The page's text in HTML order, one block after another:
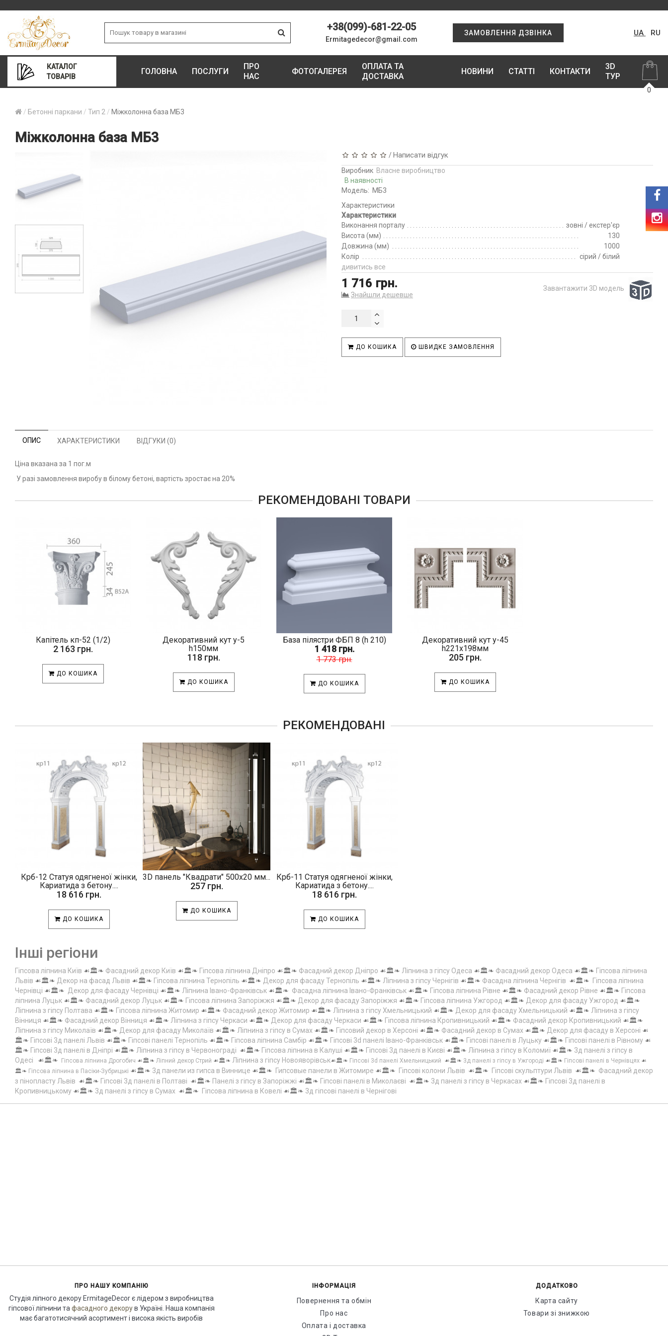
+38(099)-681-22-05
Ermitagedecor@gmail.com
ЗАМОВЛЕННЯ ДЗВІНКА UA RU
КАТАЛОГ
ТОВАРІВ
ГОЛОВНА ПОСЛУГИ
ПРО
НАС
ФОТОГАЛЕРЕЯ
ОПЛАТА ТА
ДОСТАВКА
НОВИНИ СТАТТІ КОНТАКТИ
3D
ТУР
0
Бетонні паркани Тип 2 Міжколонна база МБ3
Міжколонна база МБ3
/Написати відгук
Виробник Власне виробництво
В наявності
Модель: МБ3
Характеристики
Характеристики
Виконання порталу
зовні / екстер'єр
Висота (мм)
130
Довжина (мм)
1000
Колір
сірий / білий
дивитись все
1 716 грн.
Знайшли дешевше
Завантажити 3D модель
ДО КОШИКА ШВИДКЕ ЗАМОВЛЕННЯ
ОПИС ХАРАКТЕРИСТИКИ ВІДГУКИ (0)
Ціна вказана за 1 пог.м
У разі замовлення виробу в білому бетоні, вартість зростає на 20%
РЕКОМЕНДОВАНІ ТОВАРИ
Капітель кп-52 (1/2)
2 163 грн.
ДО КОШИКА
Декоративний кут у-5
h150мм
118 грн.
ДО КОШИКА
База пілястри ФБП 8 (h 210)
1 418 грн.
1 773 грн.
ДО КОШИКА
Декоративний кут у-45
h221х198мм
205 грн.
ДО КОШИКА
РЕКОМЕНДОВАНІ
Крб-12 Статуя одягненої жінки,
Кариатида з бетону....
18 616 грн.
ДО КОШИКА
3D панель "Квадрати" 500х20 мм...
257 грн.
ДО КОШИКА
Крб-11 Статуя одягненої жінки,
Кариатида з бетону....
18 616 грн.
ДО КОШИКА
Інші регіони
Гіпсова ліпнина Київ ☙🏛️❧ Фасадний декор Київ ☙🏛️❧ Гіпсова ліпнина Дніпро ☙🏛️❧ Фасадний декор Дніпро ☙🏛️❧ Ліпнина з гіпсу Одеса ☙🏛️❧ Фасадний декор Одеса ☙🏛️❧ Гіпсова ліпнина
Львів ☙🏛️❧ Декор на фасад Львів ☙🏛️❧ Гіпсова ліпнина Тернопіль ☙🏛️❧ Декор для фасаду Тернопіль ☙🏛️❧ Ліпнина з гіпсу Чернігів ☙🏛️❧ Фасадна ліпнина Чернігів ☙🏛️❧ Гіпсова ліпнина
Чернівці ☙🏛️❧ Декор для фасаду Чернівці ☙🏛️❧ Ліпнина Івано-Франківськ ☙🏛️❧ Фасадна ліпнина Івано-Франківськ ☙🏛️❧ Гіпсова ліпнина Рівне ☙🏛️❧ Фасадний декор Рівне ☙🏛️❧ Гіпсова
ліпнина Луцьк ☙🏛️❧ Фасадний декор Луцьк ☙🏛️❧ Гіпсова ліпнина Запоріжжя ☙🏛️❧ Декор для фасаду Запоріжжя ☙🏛️❧ Гіпсова ліпнина Ужгород ☙🏛️❧ Декор для фасаду Ужгород ☙🏛️❧
Ліпнина з гіпсу Полтава ☙🏛️❧ Гіпсова ліпнина Житомир ☙🏛️❧ Фасадний декор Житомир ☙🏛️❧ Ліпнина з гіпсу Хмельницький ☙🏛️❧ Декор для фасаду Хмельницький ☙🏛️❧ Ліпнина з гіпсу
Вінниця ☙🏛️❧ Фасадний декор Вінниця ☙🏛️❧ Ліпнина з гіпсу Черкаси ☙🏛️❧ Декор для фасаду Черкаси ☙🏛️❧ Гіпсова ліпнина Кропивницький ☙🏛️❧ Фасадний декор Кропивницький ☙🏛️❧
Ліпнина з гіпсу Миколаїв ☙🏛️❧ Декор для фасаду Миколаїв ☙🏛️❧ Ліпнина з гіпсу в Сумах ☙🏛️❧ Гіпсовий декор в Херсоні ☙🏛️❧ Фасадний декор в Сумах ☙🏛️❧ Декор для фасаду в Херсоні ☙
🏛️❧ Гіпсові 3д панелі Львів ☙🏛️❧ Гіпсові панелі Тернопіль ☙🏛️❧ Гіпсова ліпнина Самбір ☙🏛️❧ Гіпсові 3d панелі Івано-Франківськ ☙🏛️❧ Гіпсові панелі в Луцьку ☙🏛️❧ Гіпсові панелі в Рівному ☙
🏛️❧ Гіпсові 3д панелі в Дніпрі ☙🏛️❧ Ліпнина з гіпсу в Червонограді ☙🏛️❧ Гіпсова ліпнина в Калуші ☙🏛️❧ Гіпсові 3д панелі в Києві ☙🏛️❧ Ліпнина з гіпсу в Коломиї ☙🏛️❧ 3д панелі з гіпсу в
Одесі ☙🏛️❧ Гіпсова ліпнина Дрогобич ☙🏛️❧ Ліпний декор Стрий ☙🏛️❧ Ліпнина з гіпсу Новояворівськ☙🏛️❧ Гіпсові 3d панелі Хмельницький ☙🏛️❧ 3д панелі з гіпсу в Ужгороді ☙🏛️❧ Гіпсові панелі в Чернівцях ☙
🏛️❧ Гіпсова ліпнина в Пасіки-Зубрицькі ☙🏛️❧ 3д панели из гипса в Виннице ☙🏛️❧ Гипсовые панели в Житомире ☙🏛️❧ Гіпсові колони Львів ☙🏛️❧ Гіпсові скульптури Львів ☙🏛️❧ Фасадний декор
з пінопласту Львів ☙🏛️❧ Гіпсові 3д панелі в Полтаві ☙🏛️❧ Панелі з гіпсу в Запоріжжі ☙🏛️❧ Гіпсові панелі в Миколаєві ☙🏛️❧ 3д панелі з гіпсу в Черкасах ☙🏛️❧ Гіпсові 3д панелі в
Кропивницькому ☙🏛️❧ 3д панелі з гіпсу в Сумах ☙🏛️❧ Гіпсова ліпнина в Ковелі ☙🏛️❧ 3д гіпсові панелі в Чернігові
ПРО НАШУ КОМПАНІЮ
Студія ліпного декору ErmitageDecor є лідером з виробництва
гіпсової ліпнини та фасадного декорув Україні. Наша компанія
має багатотисячний асортимент і висока якість виробів
ІНФОРМАЦІЯ
Повернення та обмін
Про нас
Оплата і доставка
ДОДАТКОВО
Карта сайту
Товари зі знижкою